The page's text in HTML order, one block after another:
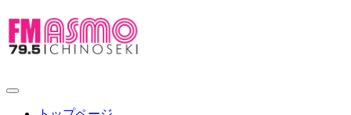
toggle
navigation